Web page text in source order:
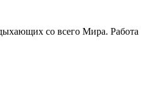
со всего Мира.